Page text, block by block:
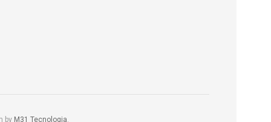
by M31 Tecnologia